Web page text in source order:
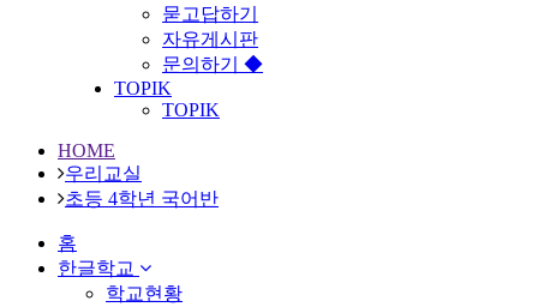
묻고답하기
자유게시판
문의하기 ◆
TOPIK
TOPIK
HOME
우리교실
초등 4학년 국어반
홈
한글학교
학교현황